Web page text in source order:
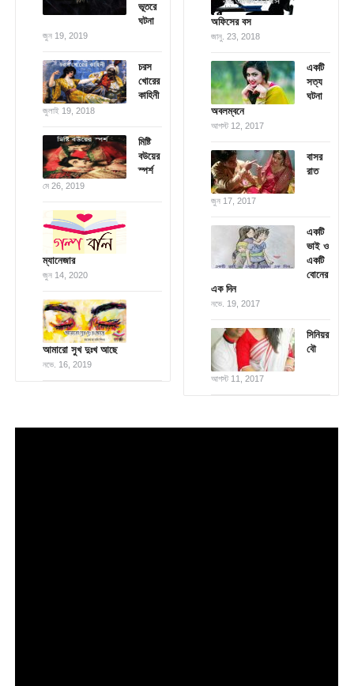
ভূতরে
ঘটনা
জুন 19, 2019
চরস
খোরের
কাহিনী
জুলাই 19, 2018
মিষ্টি
বউয়ের
স্পর্শ
মে 26, 2019
ম্যানেজার
জুন 14, 2020
আমারো সুখ দুঃখ আছে
নভে. 16, 2019
অফিসের বস
জানু. 23, 2018
একটি
সত্য
ঘটনা
অবলম্বনে
আগস্ট 12, 2017
বাসর
রাত
জুন 17, 2017
একটি
ভাই ও
একটি
বোনের
এক দিন
নভে. 19, 2017
সিনিয়র
বৌ
আগস্ট 11, 2017